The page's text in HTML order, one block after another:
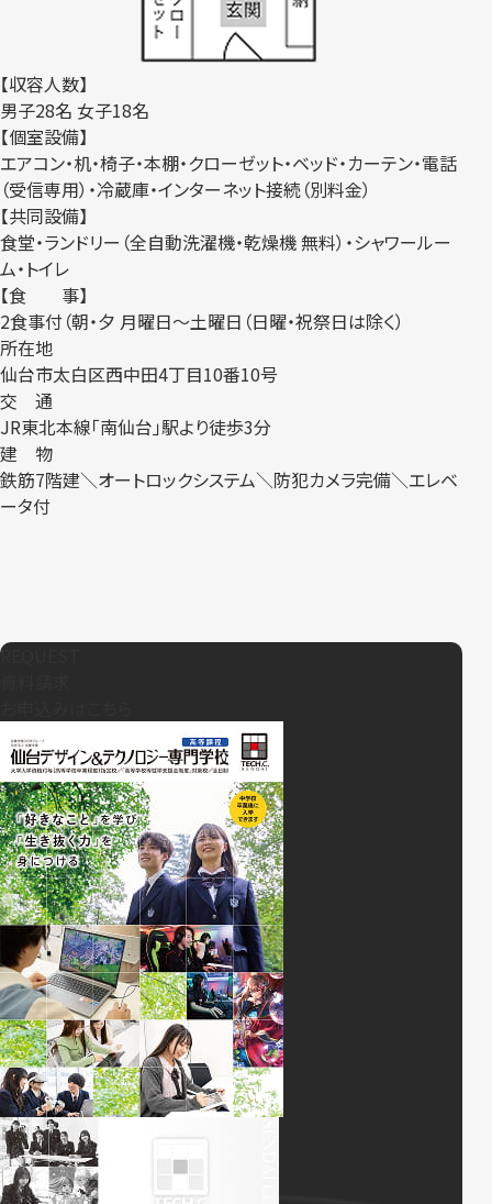
【収容人数】
男子28名 女子18名
【個室設備】
エアコン・机・椅子・本棚・クローゼット・ベッド・カーテン・電話
（受信専用）・冷蔵庫・インターネット接続（別料金）
【共同設備】
食堂・ランドリー（全自動洗濯機・乾燥機 無料）・シャワールー
ム・トイレ
【食 事】
2食事付（朝・夕 月曜日～土曜日（日曜・祝祭日は除く）
所在地
仙台市太白区西中田4丁目10番10号
交 通
JR東北本線「南仙台」駅より徒歩3分
建 物
鉄筋7階建＼オートロックシステム＼防犯カメラ完備＼エレベ
ータ付
REQUEST